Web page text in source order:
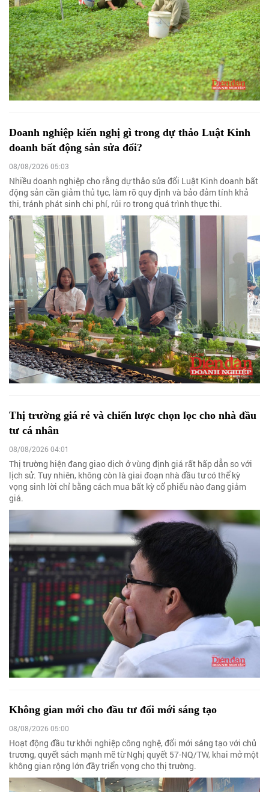
Doanh nghiệp kiến nghị gì trong dự thảo Luật Kinh
doanh bất động sản sửa đổi?
08/08/2026 05:03
Nhiều doanh nghiệp cho rằng dự thảo sửa đổi Luật Kinh doanh bất
động sản cần giảm thủ tục, làm rõ quy định và bảo đảm tính khả
thi, tránh phát sinh chi phí, rủi ro trong quá trình thực thi.
Thị trường giá rẻ và chiến lược chọn lọc cho nhà đầu
tư cá nhân
08/08/2026 04:01
Thị trường hiện đang giao dịch ở vùng định giá rất hấp dẫn so với
lịch sử. Tuy nhiên, không còn là giai đoạn nhà đầu tư có thể kỳ
vọng sinh lời chỉ bằng cách mua bất kỳ cổ phiếu nào đang giảm
giá.
Không gian mới cho đầu tư đổi mới sáng tạo
08/08/2026 05:00
Hoạt động đầu tư khởi nghiệp công nghệ, đổi mới sáng tạo với chủ
trương, quyết sách mạnh mẽ từ Nghị quyết 57-NQ/TW, khai mở một
không gian rộng lớn đầy triển vọng cho thị trường.